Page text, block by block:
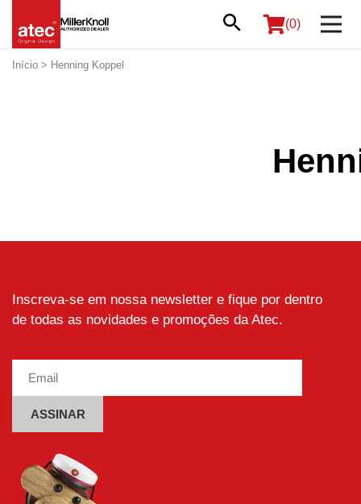
(0)
Início > Henning Koppel
Inscreva-se em nossa newsletter e fique por dentro
de todas as novidades e promoções da Atec.
Alternative: